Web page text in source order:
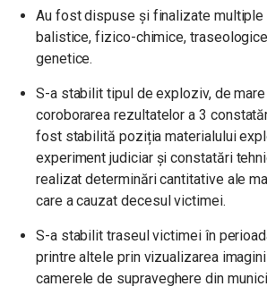
Au fost dispuse și finalizate multiple
balistice, fizico-chimice,
genetice.
S-a stabilit tipul de exploziv, de
coroborarea rezultatelor a 3
fost stabilită poziția materialului
experiment judiciar şi constatări
realizat determinări cantitative ale
care a cauzat decesul victimei.
S-a stabilit traseul victimei în
printre altele prin vizualizarea
camerele de supraveghere din